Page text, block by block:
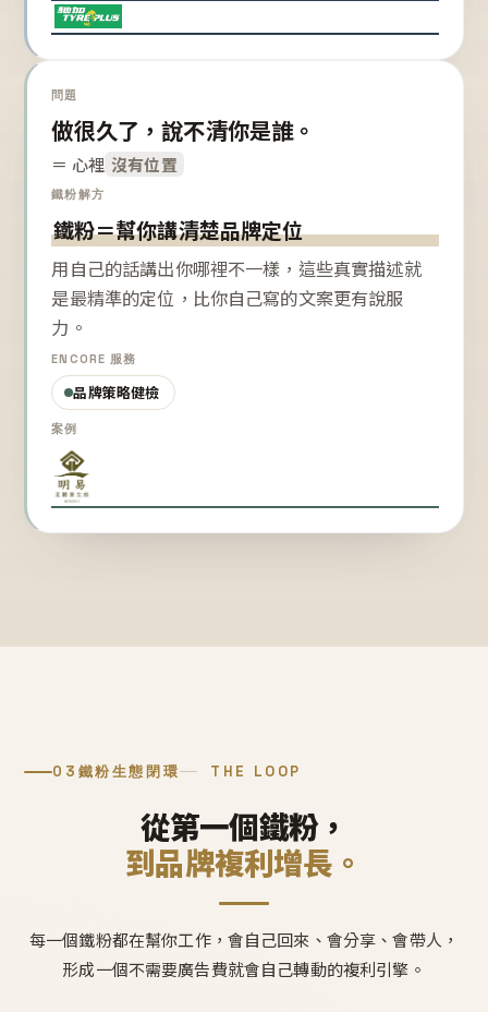
問題
做很久了，說不清你是誰。
＝ 心裡 沒有位置
鐵粉解方
鐵粉＝幫你講清楚品牌定位
用自己的話講出你哪裡不一樣，這些真實描述就
是最精準的定位，比你自己寫的文案更有說服
力。
ENCORE 服務
品牌策略健檢
案例
03 鐵粉生態閉環 THE LOOP
從第一個鐵粉，
到品牌複利增長。
每一個鐵粉都在幫你工作，會自己回來、會分享、會帶人，
形成一個不需要廣告費就會自己轉動的複利引擎。